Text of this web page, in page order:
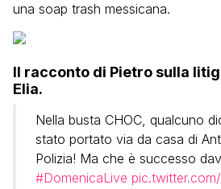
una soap trash messicana.
Il racconto di Pietro sulla
Elia.
Nella busta CHOC, qualcuno
stato portato via da casa di
Polizia! Ma che è successo
#DomenicaLive